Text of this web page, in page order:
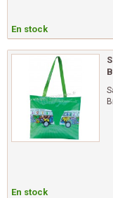
En stock
En stock